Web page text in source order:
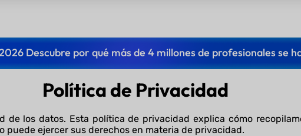
Descubre por qué más de 4 millones de profesionales se
Política de Privacidad
de los datos. Esta política de privacidad explica cómo
puede ejercer sus derechos en materia de privacidad.